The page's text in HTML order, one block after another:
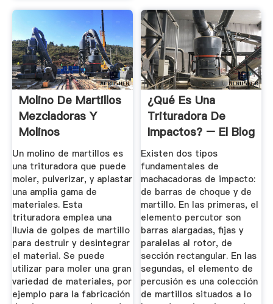
Molino De Martillos
Mezcladoras Y
Molinos
MAQUINOVA
Un molino de martillos es
una trituradora que puede
moler, pulverizar, y aplastar
una amplia gama de
materiales. Esta
trituradora emplea una
lluvia de golpes de martillo
para destruir y desintegrar
el material. Se puede
utilizar para moler una gran
variedad de materiales, por
ejemplo para la fabricación
¿Qué Es Una
Trituradora De
Impactos? – El Blog
De Víctor Yepes
Existen dos tipos
fundamentales de
machacadoras de impacto:
de barras de choque y de
martillo. En las primeras, el
elemento percutor son
barras alargadas, fijas y
paralelas al rotor, de
sección rectangular. En las
segundas, el elemento de
percusión es una colección
de martillos situados a lo